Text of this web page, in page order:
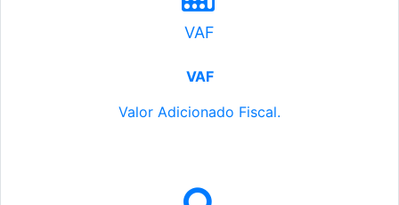
VAF
VAF
Valor Adicionado Fiscal.